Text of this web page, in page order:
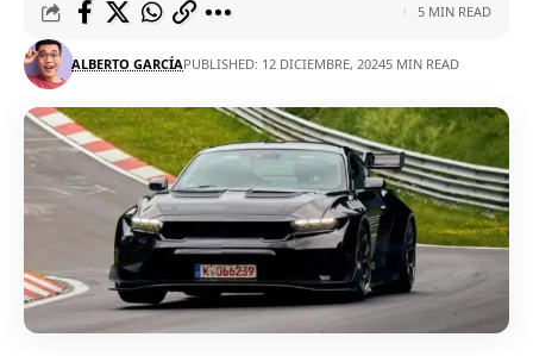
ALBERTO GARCÍAPUBLISHED: 12 DICIEMBRE, 20245 MIN READ
5 MIN READ